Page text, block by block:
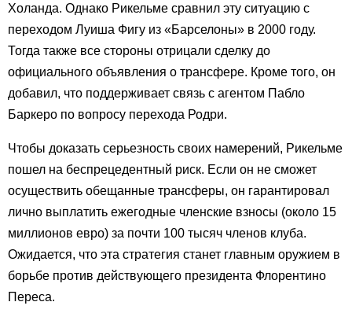
Холанда. Однако Рикельме сравнил эту ситуацию с
переходом Луиша Фигу из «Барселоны» в 2000 году.
Тогда также все стороны отрицали сделку до
официального объявления о трансфере. Кроме того, он
добавил, что поддерживает связь с агентом Пабло
Баркеро по вопросу перехода Родри.
Чтобы доказать серьезность своих намерений, Рикельме
пошел на беспрецедентный риск. Если он не сможет
осуществить обещанные трансферы, он гарантировал
лично выплатить ежегодные членские взносы (около 15
миллионов евро) за почти 100 тысяч членов клуба.
Ожидается, что эта стратегия станет главным оружием в
борьбе против действующего президента Флорентино
Переса.